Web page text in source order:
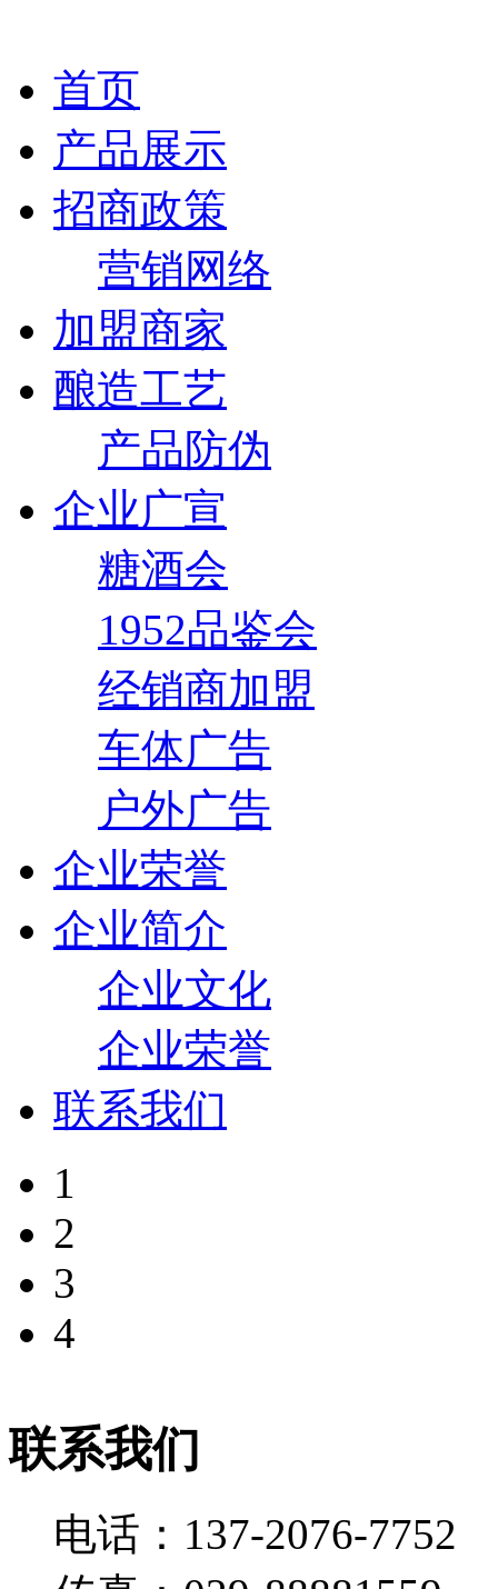
首页
产品展示
招商政策
营销网络
加盟商家
酿造工艺
产品防伪
企业广宣
糖酒会
1952品鉴会
经销商加盟
车体广告
户外广告
企业荣誉
企业简介
企业文化
企业荣誉
联系我们
1
2
3
4
联系我们
电话：137-2076-7752